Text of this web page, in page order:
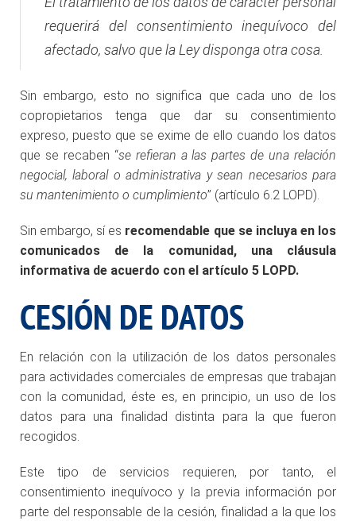
requerirá del consentimiento inequívoco del
afectado, salvo que la Ley disponga otra cosa
Sin embargo, esto no significa que cada uno de los
copropietarios tenga que dar su consentimiento
expreso, puesto que se exime de ello cuando los datos
que se recaben “se refieran a las partes de una relación
negocial, laboral o administrativa y sean necesarios para
su mantenimiento o cumplimiento” (artículo 6.2 LOPD).
Sin embargo, sí es recomendable que se incluya en los
comunicados de la comunidad, una cláusula
informativa de acuerdo con el artículo 5 LOPD.
CESIÓN DE DATOS
En relación con la utilización de los datos personales
para actividades comerciales de empresas que trabajan
con la comunidad, éste es, en principio, un uso de los
datos para una finalidad distinta para la que fueron
recogidos.
Este tipo de servicios requieren, por tanto, el
consentimiento inequívoco y la previa información por
parte del responsable de la cesión, finalidad a la que los